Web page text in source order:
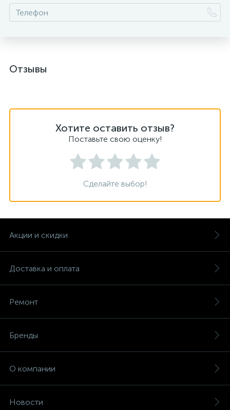
Отзывы
Хотите оставить отзыв?
Поставьте свою оценку!
Сделайте выбор!
Акции и скидки
Доставка и оплата
Ремонт
Бренды
О компании
Новости